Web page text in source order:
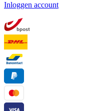
Inloggen account